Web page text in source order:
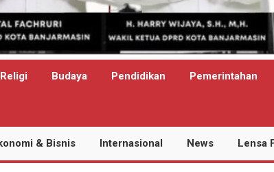
Religi Budaya Pendidikan Pemerintahan
& Bisnis Internasional News Lensa